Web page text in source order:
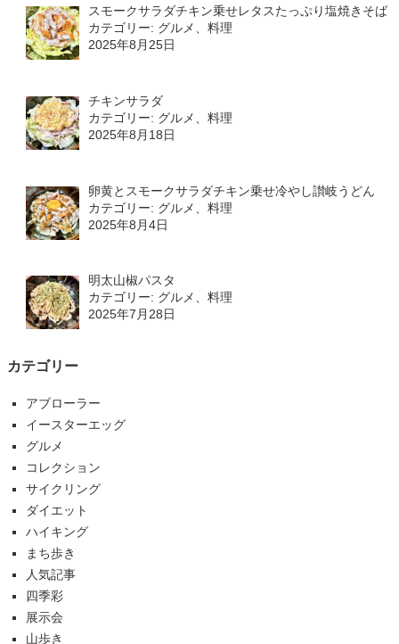
スモークサラダチキン乗せレタスたっぷり塩焼きそば
カテゴリー: グルメ、料理
2025年8月25日
チキンサラダ
カテゴリー: グルメ、料理
2025年8月18日
卵黄とスモークサラダチキン乗せ冷やし讃岐うどん
カテゴリー: グルメ、料理
2025年8月4日
明太山椒パスタ
カテゴリー: グルメ、料理
2025年7月28日
カテゴリー
アブローラー
イースターエッグ
グルメ
コレクション
サイクリング
ダイエット
ハイキング
まち歩き
人気記事
四季彩
展示会
山歩き